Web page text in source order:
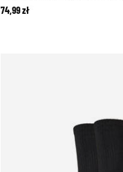
74,99 zł